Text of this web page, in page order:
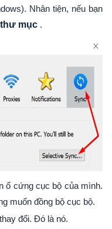
Nhân tiện, nếu bạn
mục .
ổ cứng cục bộ của mình.
muốn đồng bộ cục bộ.
đổi. Đó là nó.